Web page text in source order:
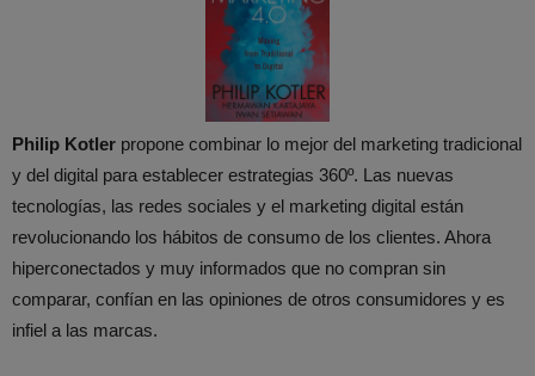
Philip Kotler propone combinar lo mejor del marketing tradicional
y del digital para establecer estrategias 360º. Las nuevas
tecnologías, las redes sociales y el marketing digital están
revolucionando los hábitos de consumo de los clientes. Ahora
hiperconectados y muy informados que no compran sin
comparar, confían en las opiniones de otros consumidores y es
infiel a las marcas.